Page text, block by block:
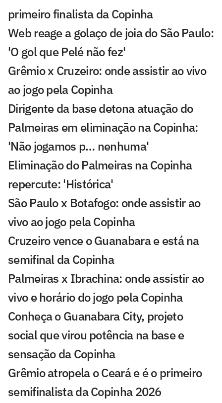
primeiro finalista da Copinha
Web reage a golaço de joia do São Paulo:
'O gol que Pelé não fez'
Grêmio x Cruzeiro: onde assistir ao vivo
ao jogo pela Copinha
Dirigente da base detona atuação do
Palmeiras em eliminação na Copinha:
'Não jogamos p… nenhuma'
Eliminação do Palmeiras na Copinha
repercute: 'Histórica'
São Paulo x Botafogo: onde assistir ao
vivo ao jogo pela Copinha
Cruzeiro vence o Guanabara e está na
semifinal da Copinha
Palmeiras x Ibrachina: onde assistir ao
vivo e horário do jogo pela Copinha
Conheça o Guanabara City, projeto
social que virou potência na base e
sensação da Copinha
Grêmio atropela o Ceará e é o primeiro
semifinalista da Copinha 2026